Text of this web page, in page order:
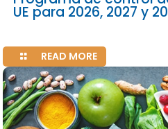
UE para 2026, 2027 y
READ MORE